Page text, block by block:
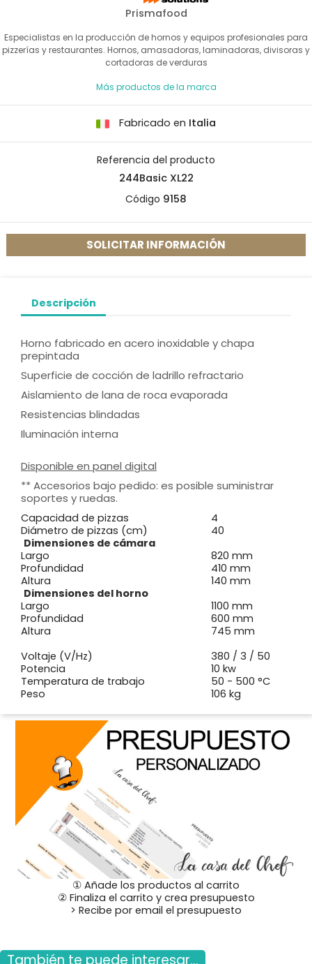
Prismafood
Especialistas en la producción de hornos y equipos profesionales para
pizzerías y restaurantes. Hornos, amasadoras, laminadoras, divisoras y
cortadoras de verduras
Más productos de la marca
Fabricado en Italia
Referencia del producto
244Basic XL22
Código 9158
SOLICITAR INFORMACIÓN
Descripción
Horno fabricado en acero inoxidable y chapa
prepintada
Superficie de cocción de ladrillo refractario
Aislamiento de lana de roca evaporada
Resistencias blindadas
Iluminación interna
Disponible en panel digital
** Accesorios bajo pedido: es posible suministrar
soportes y ruedas.
Capacidad de pizzas
4
Diámetro de pizzas (cm)
40
Dimensiones de cámara
Largo
820 mm
Profundidad
410 mm
Altura
140 mm
Dimensiones del horno
Largo
1100 mm
Profundidad
600 mm
Altura
745 mm
Voltaje (V/Hz)
380 / 3 / 50
Potencia
10 kw
Temperatura de trabajo
50 - 500 °C
Peso
106 kg
① Añade los productos al carrito
② Finaliza el carrito y crea presupuesto
> Recibe por email el presupuesto